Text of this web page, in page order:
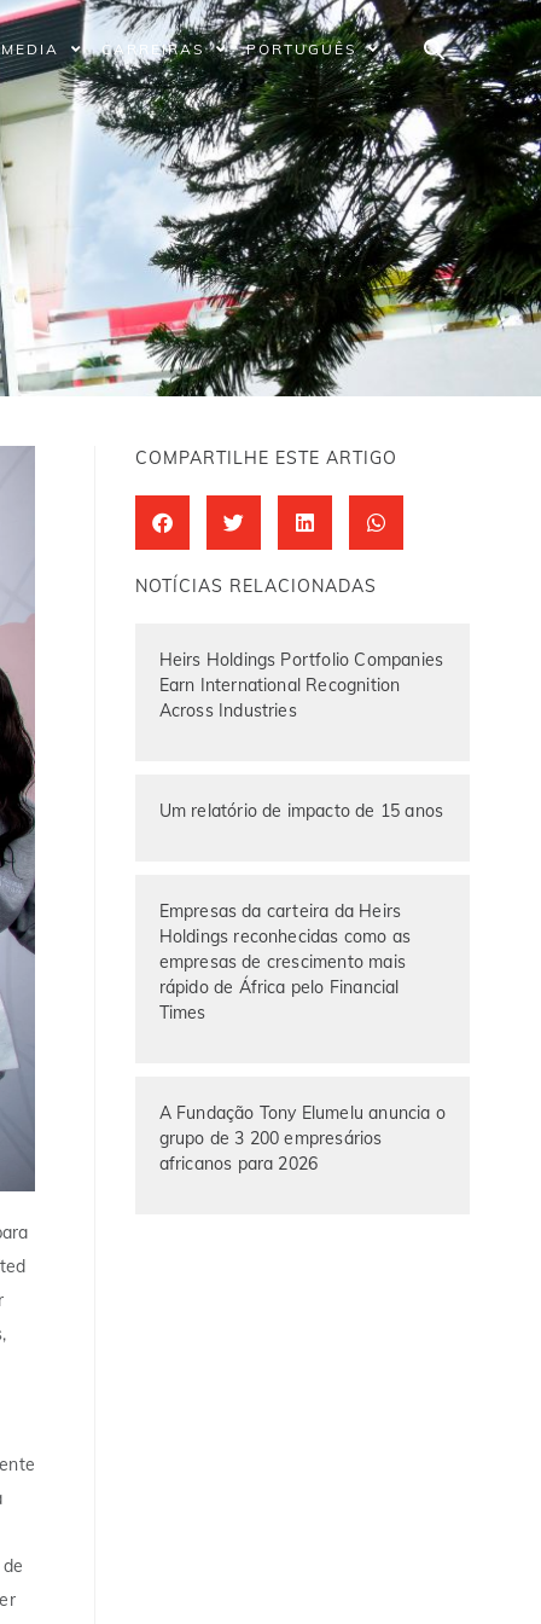
MEDIA CARREIRAS PORTUGUÊS
COMPARTILHE ESTE ARTIGO
NOTÍCIAS RELACIONADAS
Heirs Holdings Portfolio Companies
Earn International Recognition
Across Industries
Um relatório de impacto de 15 anos
Empresas da carteira da Heirs
Holdings reconhecidas como as
empresas de crescimento mais
rápido de África pelo Financial
Times
A Fundação Tony Elumelu anuncia o
grupo de 3 200 empresários
africanos para 2026